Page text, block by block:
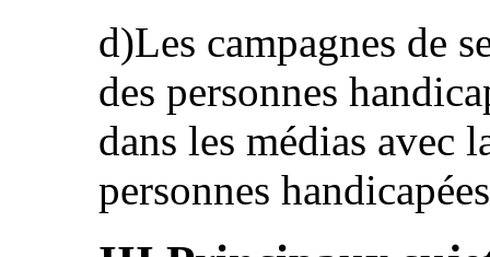
d)Les campagnes de
des personnes
dans les médias avec
personnes